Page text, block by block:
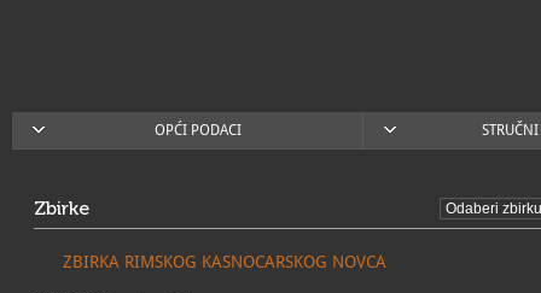
OPĆI PODACI
Zbirke
ZBIRKA RIMSKOG KASNOCARSKOG NOVCA